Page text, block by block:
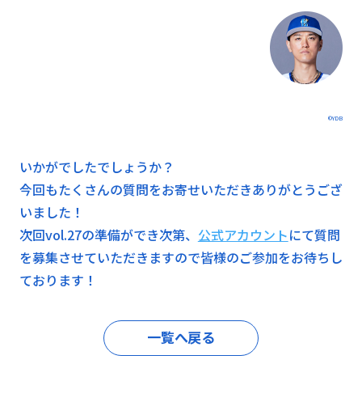
©YDB
いかがでしたでしょうか？
今回もたくさんの質問をお寄せいただきありがとうござ
いました！
次回vol.27の準備ができ次第、 公式アカウントにて質問
を募集させていただきますので皆様のご参加をお待ちし
ております！
一覧へ戻る